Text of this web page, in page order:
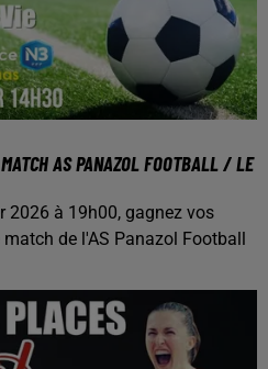
AS PANAZOL FOOTBALL / LE
2026 à 19h00, gagnez vos
de l'AS Panazol Football